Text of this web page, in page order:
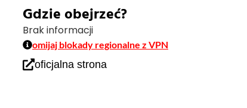
Gdzie obejrzeć?
Brak informacji
omijaj blokady regionalne z VPN
oficjalna strona